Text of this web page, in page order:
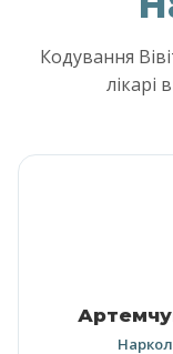
Кодування
лікарі